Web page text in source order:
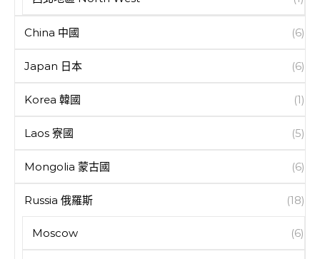
China 中國 (6)
Japan 日本 (6)
Korea 韓國 (1)
Laos 寮國 (5)
Mongolia 蒙古國 (6)
Russia 俄羅斯 (18)
Moscow (6)